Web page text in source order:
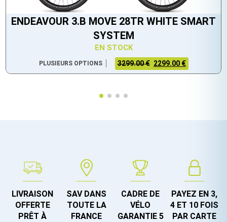
ENDEAVOUR 3.B MOVE 28TR WHITE SMART
SYSTEM
EN STOCK
PLUSIEURS OPTIONS 3299.00 € 2299.00 €
LIVRAISON
OFFERTE
PRÊT À
SAV DANS
TOUTE LA
FRANCE
CADRE DE
VÉLO
GARANTIE 5
PAYEZ EN 3,
4 ET 10 FOIS
PAR CARTE